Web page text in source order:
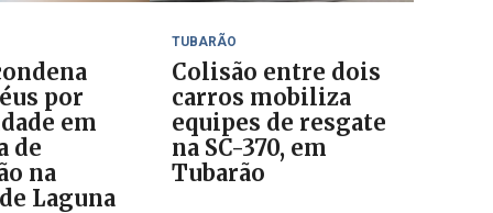
por
em
de
na
Laguna
TUBARÃO
Colisão entre dois
carros mobiliza
equipes de resgate
na SC-370, em
Tubarão